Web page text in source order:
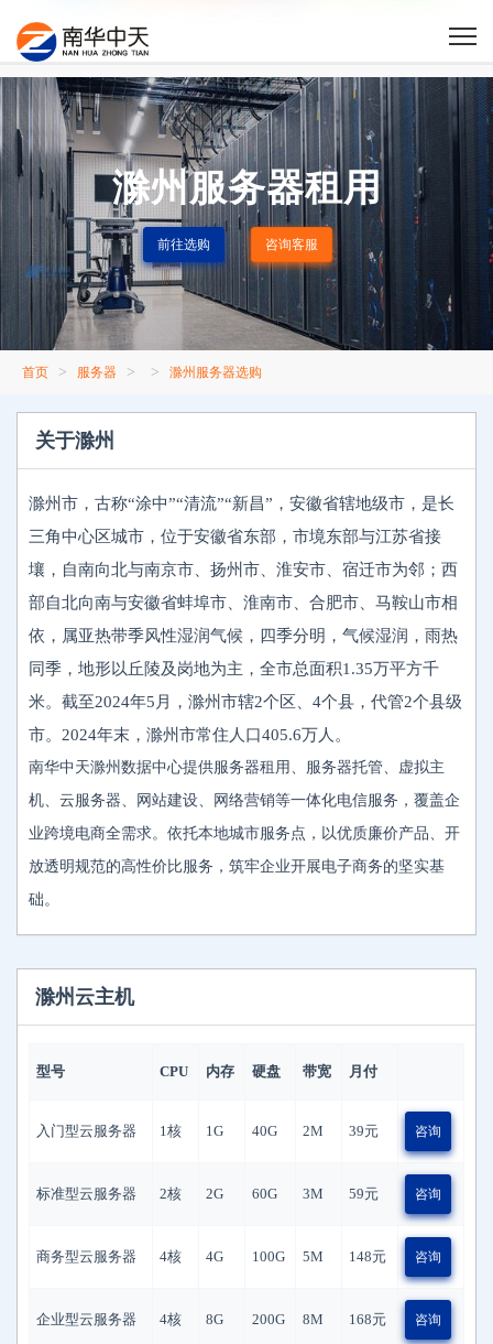
滁州服务器租用
前往选购 咨询客服
首页 > 服务器 > > 滁州服务器选购
关于滁州
滁州市，古称“涂中”“清流”“新昌”，安徽省辖地级市，是长
三角中心区城市，位于安徽省东部，市境东部与江苏省接
壤，自南向北与南京市、扬州市、淮安市、宿迁市为邻；西
部自北向南与安徽省蚌埠市、淮南市、合肥市、马鞍山市相
依，属亚热带季风性湿润气候，四季分明，气候湿润，雨热
同季，地形以丘陵及岗地为主，全市总面积1.35万平方千
米。截至2024年5月，滁州市辖2个区、4个县，代管2个县级
市。2024年末，滁州市常住人口405.6万人。
南华中天滁州数据中心提供服务器租用、服务器托管、虚拟主
机、云服务器、网站建设、网络营销等一体化电信服务，覆盖企
业跨境电商全需求。依托本地城市服务点，以优质廉价产品、开
放透明规范的高性价比服务，筑牢企业开展电子商务的坚实基
础。
滁州云主机
型号 CPU 内存 硬盘 带宽 月付
入门型云服务器 1核 1G 40G 2M 39元 咨询
标准型云服务器 2核 2G 60G 3M 59元 咨询
商务型云服务器 4核 4G 100G 5M 148元 咨询
企业型云服务器 4核 8G 200G 8M 168元 咨询